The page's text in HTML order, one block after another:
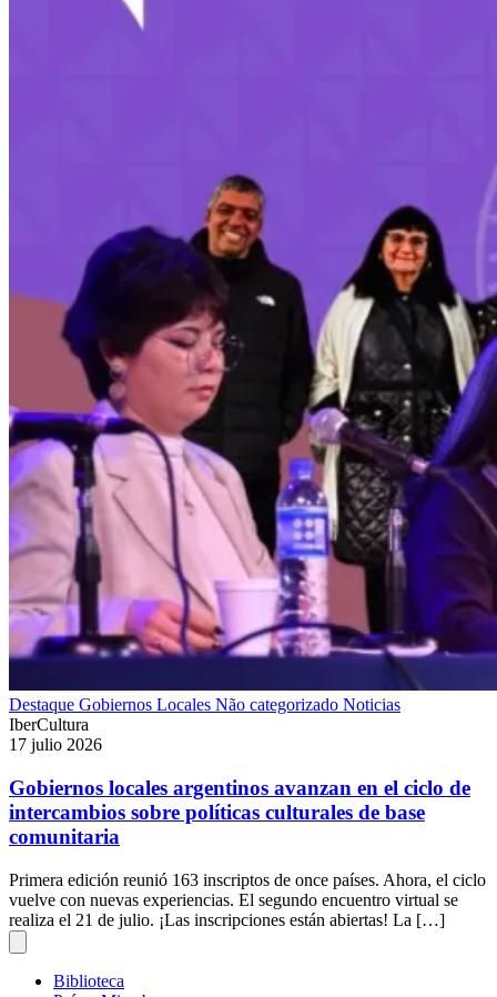
Destaque Gobiernos Locales Não categorizado Noticias
IberCultura
17 julio 2026
Gobiernos locales argentinos avanzan en el ciclo de
intercambios sobre políticas culturales de base
comunitaria
Primera edición reunió 163 inscriptos de once países. Ahora, el ciclo
vuelve con nuevas experiencias. El segundo encuentro virtual se
realiza el 21 de julio. ¡Las inscripciones están abiertas! La […]
Biblioteca